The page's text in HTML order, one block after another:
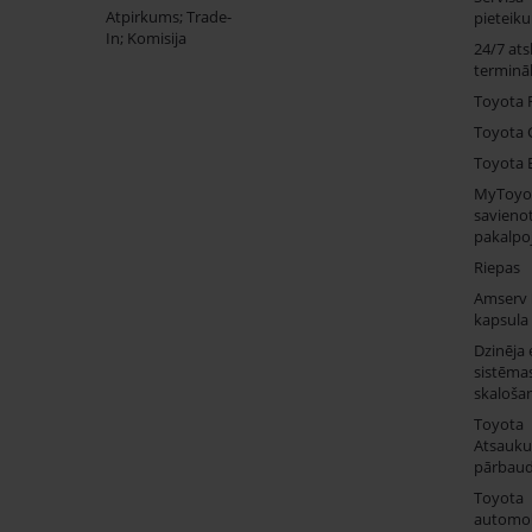
Atpirkums; Trade-
In; Komisija
24/7
Toyota
Toyota
Toyota
Riepas
Amserv
kapsula
Dzinēja
Toyota
Toyota